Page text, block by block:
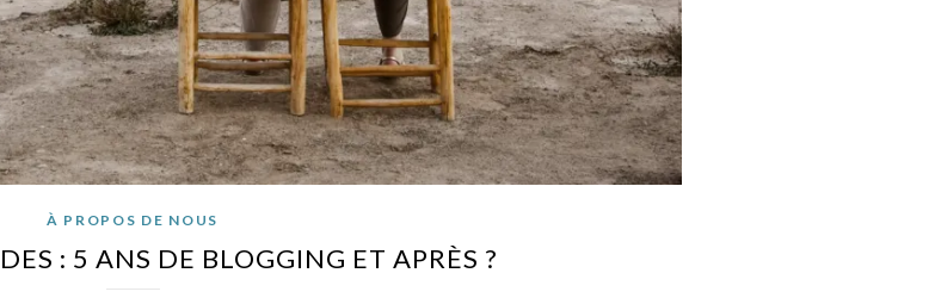
À PROPOS DE NOUS
: 5 ANS DE BLOGGING ET APRÈS ?